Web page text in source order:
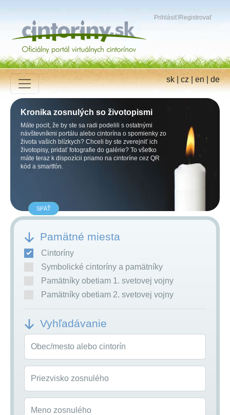
Prihlásiť/Registrovať
sk|cz|en|de
Kronika zosnulých so životopismi
Máte pocit, že by ste sa radi podelili s ostatnými
návštevníkmi portálu alebo cintorína o spomienky zo
života vašich blízkych? Chceli by ste zverejniť ich
životopisy, pridať fotografie do galérie? To všetko
máte teraz k dispozícii priamo na cintoríne cez QR
kód a smartfón.
SPÄŤ
Pamätné miesta
Cintoríny
Symbolické cintoríny a pamätníky
Pamätníky obetiam 1. svetovej vojny
Pamätníky obetiam 2. svetovej vojny
Vyhľadávanie
Obec/mesto alebo cintorín
Priezvisko zosnulého
Meno zosnulého